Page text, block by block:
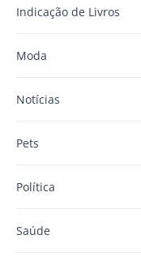
Indicação de Livros
Moda
Notícias
Pets
Política
Saúde